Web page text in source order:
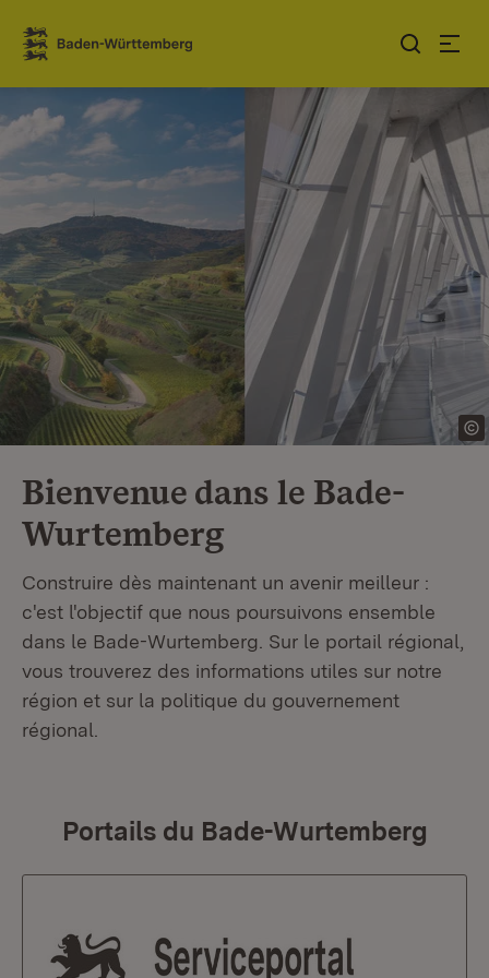
Sauter au contenu
Link zur Startseite
Bienvenue dans le Bade-
Wurtemberg
Construire dès maintenant un avenir meilleur :
c'est l'objectif que nous poursuivons ensemble
dans le Bade-Wurtemberg. Sur le portail régional,
vous trouverez des informations utiles sur notre
région et sur la politique du gouvernement
régional.
Portails du Bade-Wurtemberg